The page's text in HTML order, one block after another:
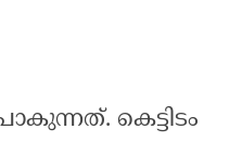
കെട്ടിടം